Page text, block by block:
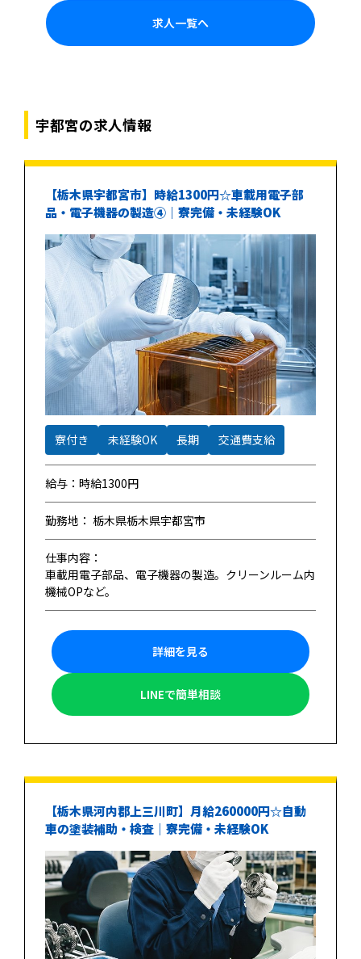
求人一覧へ
宇都宮の求人情報
【栃木県宇都宮市】時給1300円☆車載用電子部
品・電子機器の製造④｜寮完備・未経験OK
寮付き 未経験OK 長期 交通費支給
給与：時給1300円
勤務地： 栃木県栃木県宇都宮市
仕事内容：
車載用電子部品、電子機器の製造。クリーンルーム内
機械OPなど。
詳細を見る
LINEで簡単相談
【栃木県河内郡上三川町】月給260000円☆自動
車の塗装補助・検査｜寮完備・未経験OK